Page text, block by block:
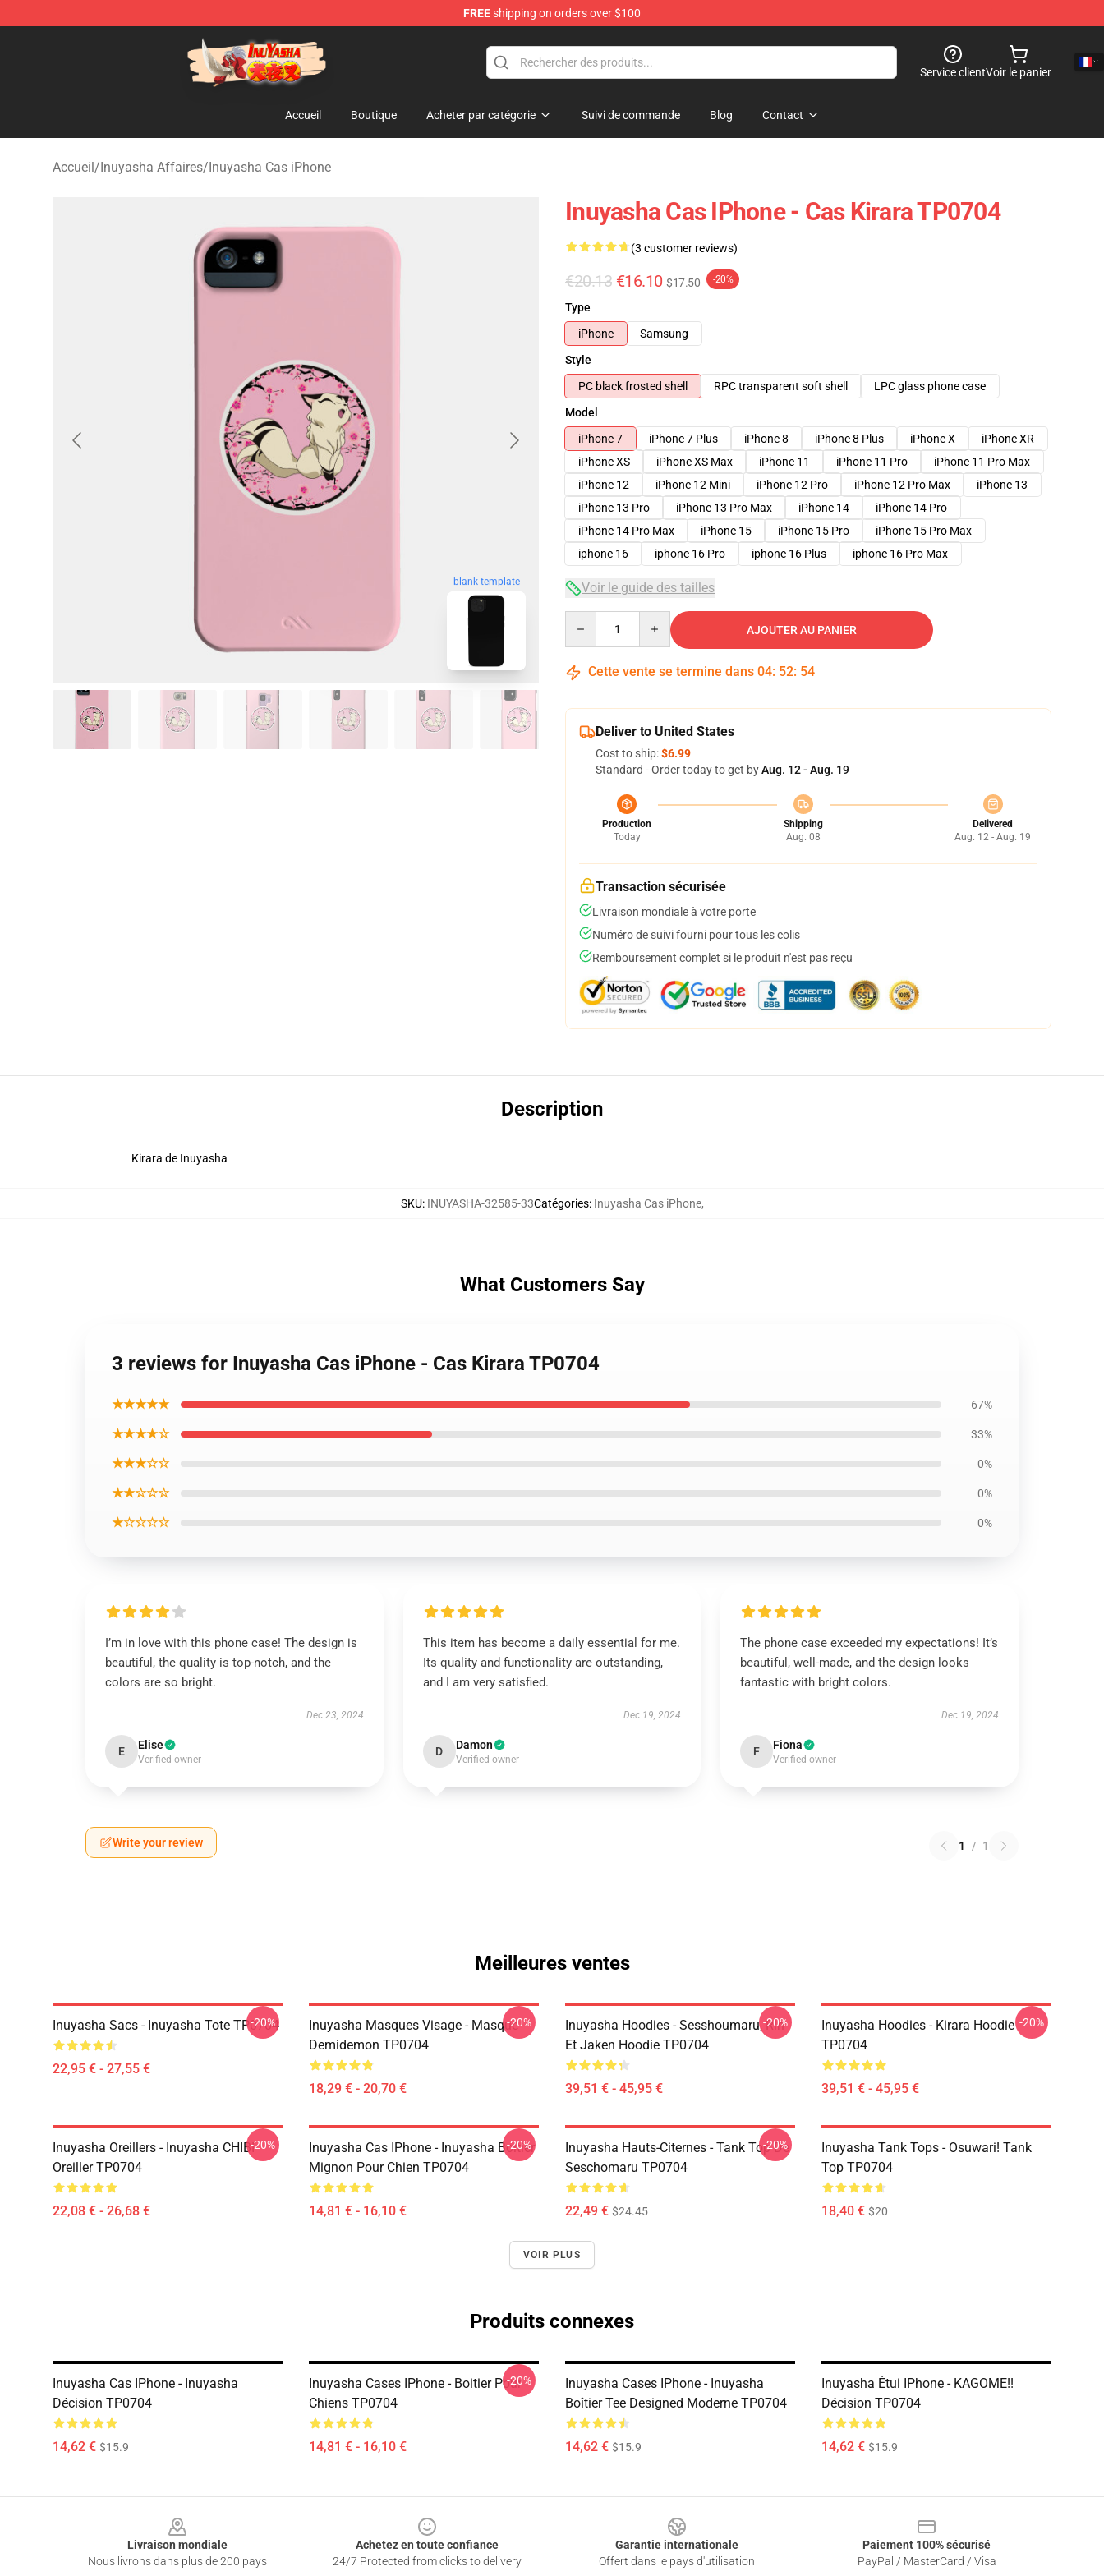
FREEshipping on orders over $100
Inuyasha Store - Official Inuyasha Merchandise Shop
Service clientVoir le panier
Accueil Boutique Acheter par catégorie Suivi de commande Blog Contact
Accueil/Inuyasha Affaires/Inuyasha Cas iPhone
blank template
Inuyasha Cas IPhone - Cas Kirara TP0704
(3 customer reviews)
€20.13 €16.10 $17.50 -20%
Type
iPhone
Samsung
Style
PC black frosted shell
RPC transparent soft shell
LPC glass phone case
Model
iPhone 7
iPhone 7 Plus iPhone 8 iPhone 8 Plus iPhone X
iPhone XR
iPhone XS
iPhone XS Max iPhone 11 iPhone 11 Pro
iPhone 11 Pro Max
iPhone 12
iPhone 12 Mini iPhone 12 Pro iPhone 12 Pro Max
iPhone 13
iPhone 13 Pro
iPhone 13 Pro Max iPhone 14
iPhone 14 Pro
iPhone 14 Pro Max
iPhone 15 iPhone 15 Pro
iPhone 15 Pro Max
iphone 16
iphone 16 Pro iphone 16 Plus iphone 16 Pro Max
Voir le guide des tailles
AJOUTER AU PANIER
Cette vente se termine dans 04: 52: 53
Deliver to United States
Cost to ship:$6.99
Standard - Order today to get byAug. 12 - Aug. 19
Production
Today
Shipping
Aug. 08
Delivered
Aug. 12 - Aug. 19
Transaction sécurisée
Livraison mondiale à votre porte
Numéro de suivi fourni pour tous les colis
Remboursement complet si le produit n'est pas reçu
Description
Kirara de Inuyasha
SKU: INUYASHA-32585-33Catégories: Inuyasha Cas iPhone,
What Customers Say
3 reviews for Inuyasha Cas iPhone - Cas Kirara TP0704
★★★★★ 67%
★★★★☆ 33%
★★★☆☆ 0%
★★☆☆☆ 0%
★☆☆☆☆ 0%
I’m in love with this phone case! The design is
beautiful, the quality is top-notch, and the
colors are so bright.
Dec 23, 2024
E Elise
Verified owner
This item has become a daily essential for me.
Its quality and functionality are outstanding,
and I am very satisfied.
Dec 19, 2024
D Damon
Verified owner
The phone case exceeded my expectations! It’s
beautiful, well-made, and the design looks
fantastic with bright colors.
Dec 19, 2024
F Fiona
Verified owner
Write your review 1 / 1
Meilleures ventes
Inuyasha Sacs - Inuyasha Tote TP0704
22,95 € - 27,55 €
-20%
Inuyasha Masques Visage - Masque
Demidemon TP0704
18,29 € - 20,70 €
-20%
Inuyasha Hoodies - Sesshoumaru, Rin
Et Jaken Hoodie TP0704
39,51 € - 45,95 €
-20%
Inuyasha Hoodies - Kirara Hoodie
TP0704
39,51 € - 45,95 €
-20%
Inuyasha Oreillers - Inuyasha CHIBI
Oreiller TP0704
22,08 € - 26,68 €
-20%
Inuyasha Cas IPhone - Inuyasha Boitier
Mignon Pour Chien TP0704
14,81 € - 16,10 €
-20%
Inuyasha Hauts-Citernes - Tank Top De
Seschomaru TP0704
22,49 € $24.45
-20%
Inuyasha Tank Tops - Osuwari! Tank
Top TP0704
18,40 € $20
VOIR PLUS
Produits connexes
Inuyasha Cas IPhone - Inuyasha
Décision TP0704
14,62 € $15.9
Inuyasha Cases IPhone - Boitier Pour
Chiens TP0704
14,81 € - 16,10 €
-20%
Inuyasha Cases IPhone - Inuyasha
Boîtier Tee Designed Moderne TP0704
14,62 € $15.9
Inuyasha Étui IPhone - KAGOME!!
Décision TP0704
14,62 € $15.9
Livraison mondiale
Nous livrons dans plus de 200 pays
Achetez en toute confiance
24/7 Protected from clicks to delivery
Garantie internationale
Offert dans le pays d'utilisation
Paiement 100% sécurisé
PayPal / MasterCard / Visa